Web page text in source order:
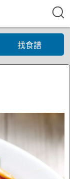
找食譜